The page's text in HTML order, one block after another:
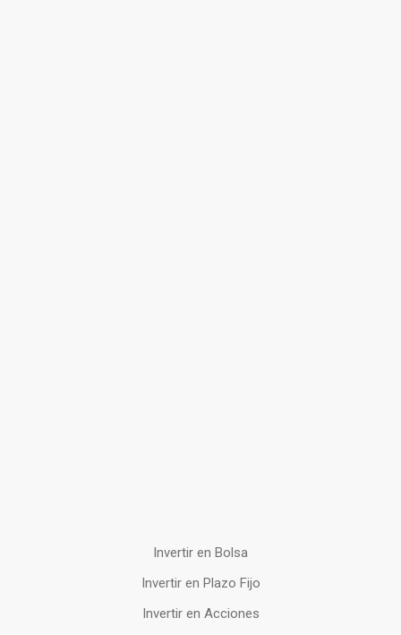
Invertir en Bolsa
Invertir en Plazo Fijo
Invertir en Acciones